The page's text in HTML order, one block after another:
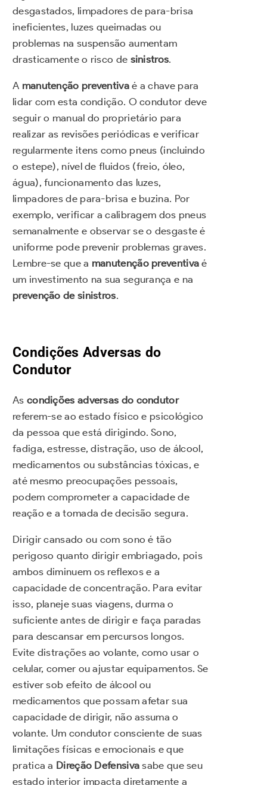
desgastados, limpadores de para-brisa
ineficientes, luzes queimadas ou
problemas na suspensão aumentam
drasticamente o risco de sinistros.
A manutenção preventivaé a chave para
lidar com esta condição. O condutor deve
seguir o manual do proprietário para
realizar as revisões periódicas e verificar
regularmente itens como pneus (incluindo
o estepe), nível de fluidos (freio, óleo,
água), funcionamento das luzes,
limpadores de para-brisa e buzina. Por
exemplo, verificar a calibragem dos pneus
semanalmente e observar se o desgaste é
uniforme pode prevenir problemas graves.
Lembre-se que a manutenção preventiva é
um investimento na sua segurança e na
prevenção de sinistros.
Condições Adversas do
Condutor
As condições adversas do condutor
referem-se ao estado físico e psicológico
da pessoa que está dirigindo. Sono,
fadiga, estresse, distração, uso de álcool,
medicamentos ou substâncias tóxicas, e
até mesmo preocupações pessoais,
podem comprometer a capacidade de
reação e a tomada de decisão segura.
Dirigir cansado ou com sono é tão
perigoso quanto dirigir embriagado, pois
ambos diminuem os reflexos e a
capacidade de concentração. Para evitar
isso, planeje suas viagens, durma o
suficiente antes de dirigir e faça paradas
para descansar em percursos longos.
Evite distrações ao volante, como usar o
celular, comer ou ajustar equipamentos. Se
estiver sob efeito de álcool ou
medicamentos que possam afetar sua
capacidade de dirigir, não assuma o
volante. Um condutor consciente de suas
limitações físicas e emocionais e que
pratica a Direção Defensiva sabe que seu
estado interior impacta diretamente a